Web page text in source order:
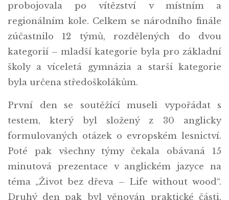
probojovala po vítězství v místním a
regionálním kole. Celkem se národního finále
zúčastnilo 12 týmů, rozdělených do dvou
kategorií – mladší kategorie byla pro základní
školy a víceletá gymnázia a starší kategorie
byla určena středoškolákům.
První den se soutěžící museli vypořádat s
testem, který byl složený z 30 anglicky
formulovaných otázek o evropském lesnictví.
Poté pak všechny týmy čekala obávaná 15
minutová prezentace v anglickém jazyce na
téma „Život bez dřeva – Life without wood“.
Druhý den pak byl věnován praktické části,